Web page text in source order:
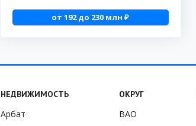
от 192 до 230 млн ₽
НЕДВИЖИМОСТЬ
Арбат
ОКРУГ
ВАО